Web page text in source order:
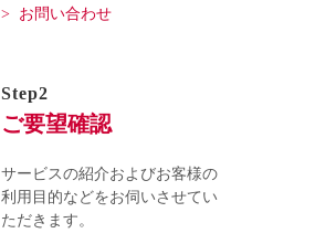
> お問い合わせ
Step2
ご要望確認
サービスの紹介およびお客様の
利用目的などをお伺いさせてい
ただきます。